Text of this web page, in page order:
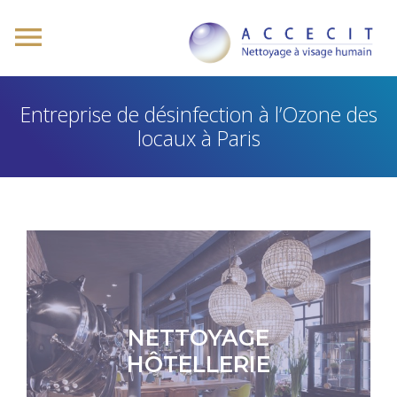
Entreprise de désinfection à l’Ozone des
locaux à Paris
NETTOYAGE
HÔTELLERIE